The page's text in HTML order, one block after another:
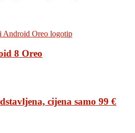
8 Oreo
cijena samo 99 €